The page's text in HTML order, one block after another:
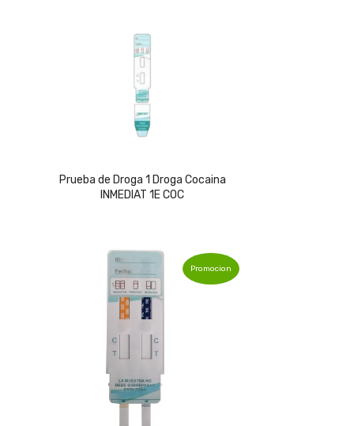
Prueba de Droga 1 Droga Cocaina
INMEDIAT 1E COC
Promocion